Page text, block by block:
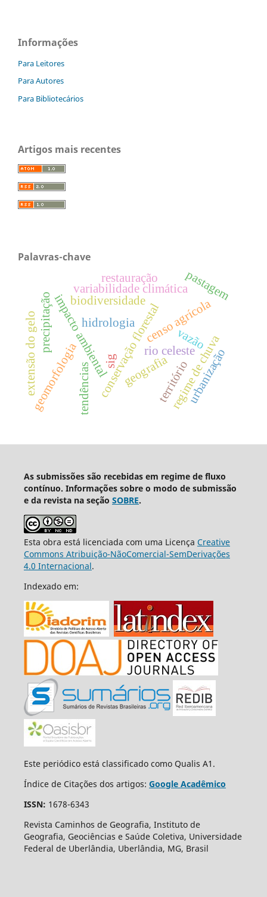
Informações
Para Leitores
Para Autores
Para Bibliotecários
Artigos mais recentes
Palavras-chave
conservação florestal
impacto ambiental censo agrícola
biodiversidade
rio celeste
tendências
precipitação vazão
geomorfologia
hidrologia
regime de chuva
extensão do gelo
variabilidade climática
território
restauração pastagem
urbanização
geografia
sig
As submissões são recebidas em regime de fluxo
contínuo. Informações sobre o modo de submissão
e da revista na seção SOBRE.
Esta obra está licenciada com uma Licença Creative
Commons Atribuição-NãoComercial-SemDerivações
4.0 Internacional.
Indexado em:
Este periódico está classificado como Qualis A1.
Índice de Citações dos artigos: Google Acadêmico
ISSN: 1678-6343
Revista Caminhos de Geografia, Instituto de
Geografia, Geociências e Saúde Coletiva, Universidade
Federal de Uberlândia, Uberlândia, MG, Brasil